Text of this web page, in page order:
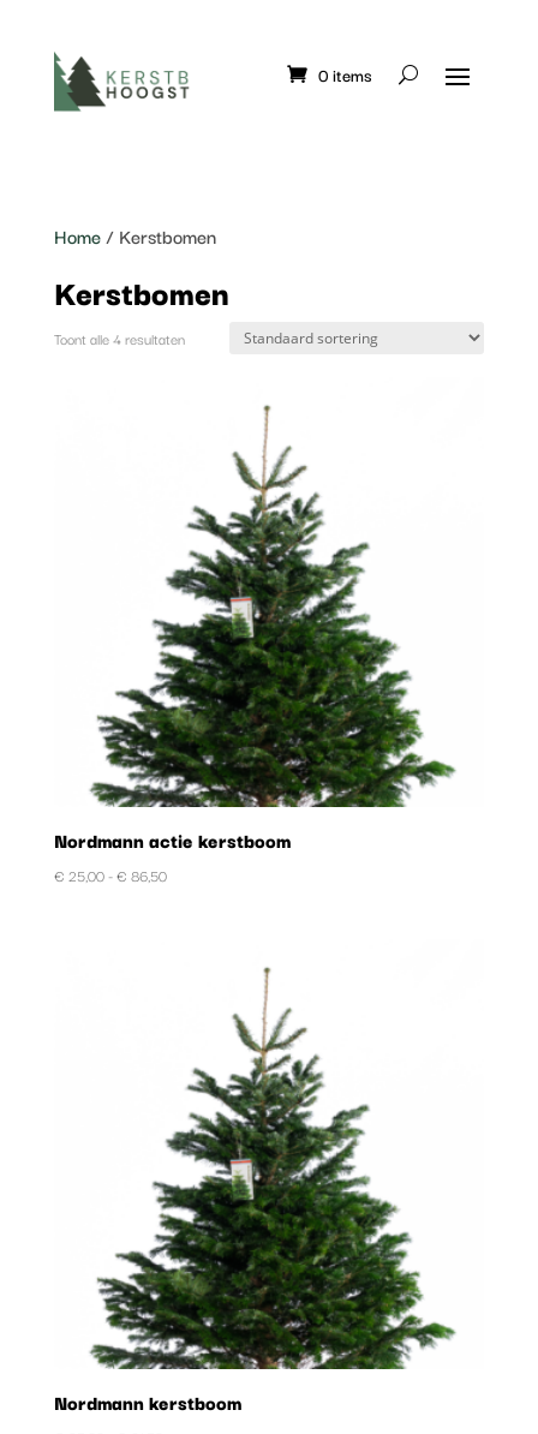
0 items
Home/ Kerstbomen
Kerstbomen
Toont alle 4 resultaten
Nordmann actie kerstboom
€ 25,00-€ 86,50Prijsklasse:
Nordmann kerstboom